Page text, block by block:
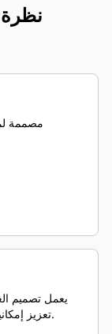
مصممة
يعمل تصميم
تعزيز إمكانية تحميل الجرافة وإنتاجيتها.